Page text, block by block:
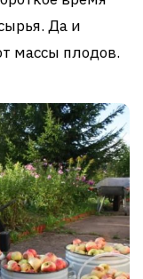
Да и
массы плодов.